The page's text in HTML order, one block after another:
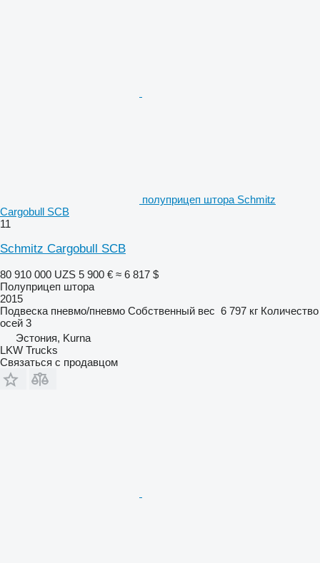
полуприцеп штора Schmitz
Cargobull SCB
11
Schmitz Cargobull SCB
80 910 000 UZS 5 900 € ≈ 6 817 $
Полуприцеп штора
2015
Подвеска пневмо/пневмо Собственный вес 6 797 кг Количество
осей 3
Эстония, Kurna
LKW Trucks
Связаться с продавцом